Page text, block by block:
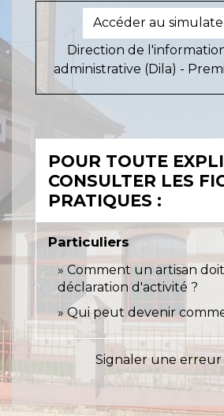
Accéder au
Direction de
administrative (Dila) -
POUR TOUTE
CONSULTER LES
PRATIQUES :
Particuliers
Comment un artisan
déclaration d'activité ?
Qui peut devenir
Signaler une